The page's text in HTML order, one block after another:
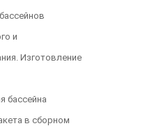
и
Изготовление
бассейна
в сборном